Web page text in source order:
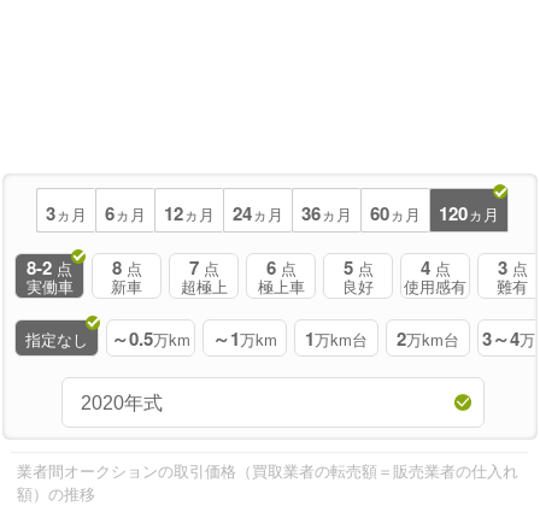
3ヵ月 6ヵ月 12ヵ月 24ヵ月 36ヵ月 60ヵ月 120ヵ月
8-2 点
実働車
8 点
新車
7 点
超極上
6 点
極上車
5 点
良好
4 点
使用感有
3 点
難有
指定なし ～0.5万km ～1万km 1万km台 2万km台 3～4万
業者間オークションの取引価格（買取業者の転売額＝販売業者の仕入れ
額）の推移